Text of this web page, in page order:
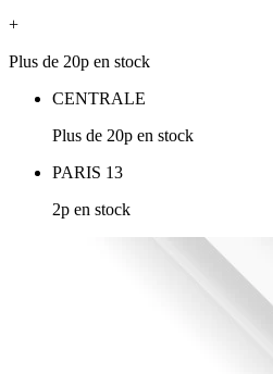
+
Plus de 20p en stock
CENTRALE
Plus de 20p en stock
PARIS 13
2p en stock